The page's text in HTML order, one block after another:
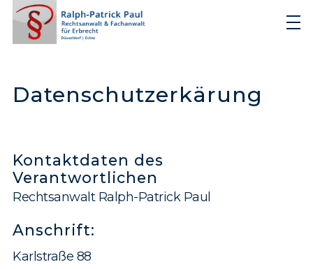
Datenschutz­erkärung
Kontaktdaten des
Verantwortlichen
Rechtsanwalt Ralph-Patrick Paul
Anschrift:
Karlstraße 88